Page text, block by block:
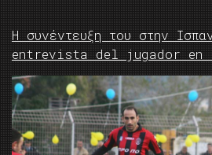
Η συνέντευξη του στην
entrevista del jugador en